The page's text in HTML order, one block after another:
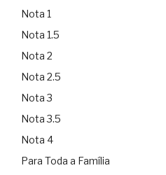
Nota 1
Nota 1.5
Nota 2
Nota 2.5
Nota 3
Nota 3.5
Nota 4
Para Toda a Família